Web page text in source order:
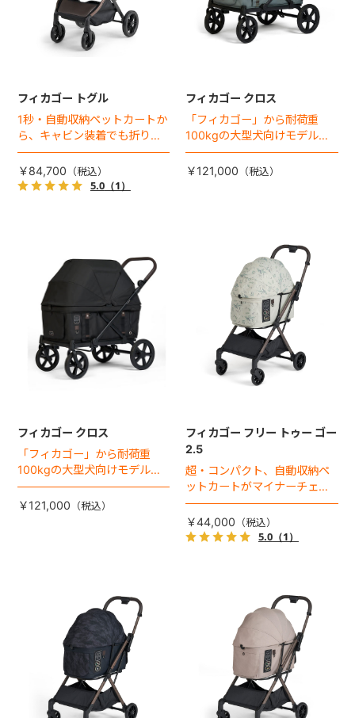
フィカゴー トグル
1秒・自動収納ペットカートか
ら、キャビン装着でも折りた
ためるモデルが登場！
￥84,700
5.0（1）
フィカゴー クロス
「フィカゴー」から耐荷重
100kgの大型犬向けモデルが
登場。
￥121,000
フィカゴー クロス
「フィカゴー」から耐荷重
100kgの大型犬向けモデルが
登場。
￥121,000
フィカゴー フリー トゥー ゴー
2.5
超・コンパクト、自動収納ペ
ットカートがマイナーチェン
ジ！
￥44,000
5.0（1）